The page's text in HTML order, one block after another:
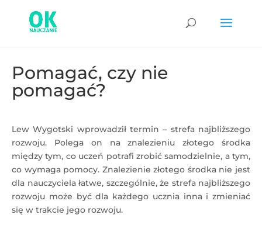
Pomagać, czy nie
pomagać?
Lew Wygotski wprowadził termin – strefa najbliższego
rozwoju. Polega on na znalezieniu złotego środka
między tym, co uczeń potrafi zrobić samodzielnie, a tym,
co wymaga pomocy. Znalezienie złotego środka nie jest
dla nauczyciela łatwe, szczególnie, że strefa najbliższego
rozwoju może być dla każdego ucznia inna i zmieniać
się w trakcie jego rozwoju.